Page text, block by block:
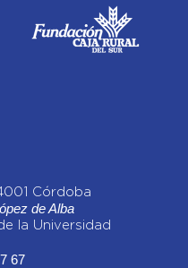
Córdoba
de Alba
la Universidad
67